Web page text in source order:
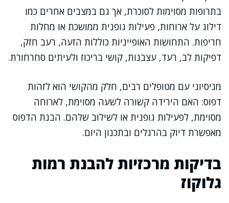
בתרופות מסוימות לסוכרת, אך גם במצבים אחרים כמו
דילוג על ארוחות, פעילות גופנית ממושכת או מחלות
חריפות. התחושות האופייניות כוללות הזעה, רעב חזק,
דפיקות לב, רעד, עצבנות, קושי בריכוז ולעיתים סחרחורת.
מניסיוני עם מטופלים רבים, חלק מהקושי הוא לזהות
דפוס: האם הירידה קשורה לשעה מסוימת, לארוחה
מסוימת, לפעילות גופנית או לשילוב שלהם. הבנת הדפוס
מאפשרת דיוק בהרגלים ובתכנון היום.
בדיקות מרכזיות להבנת רמות
גלוקוז